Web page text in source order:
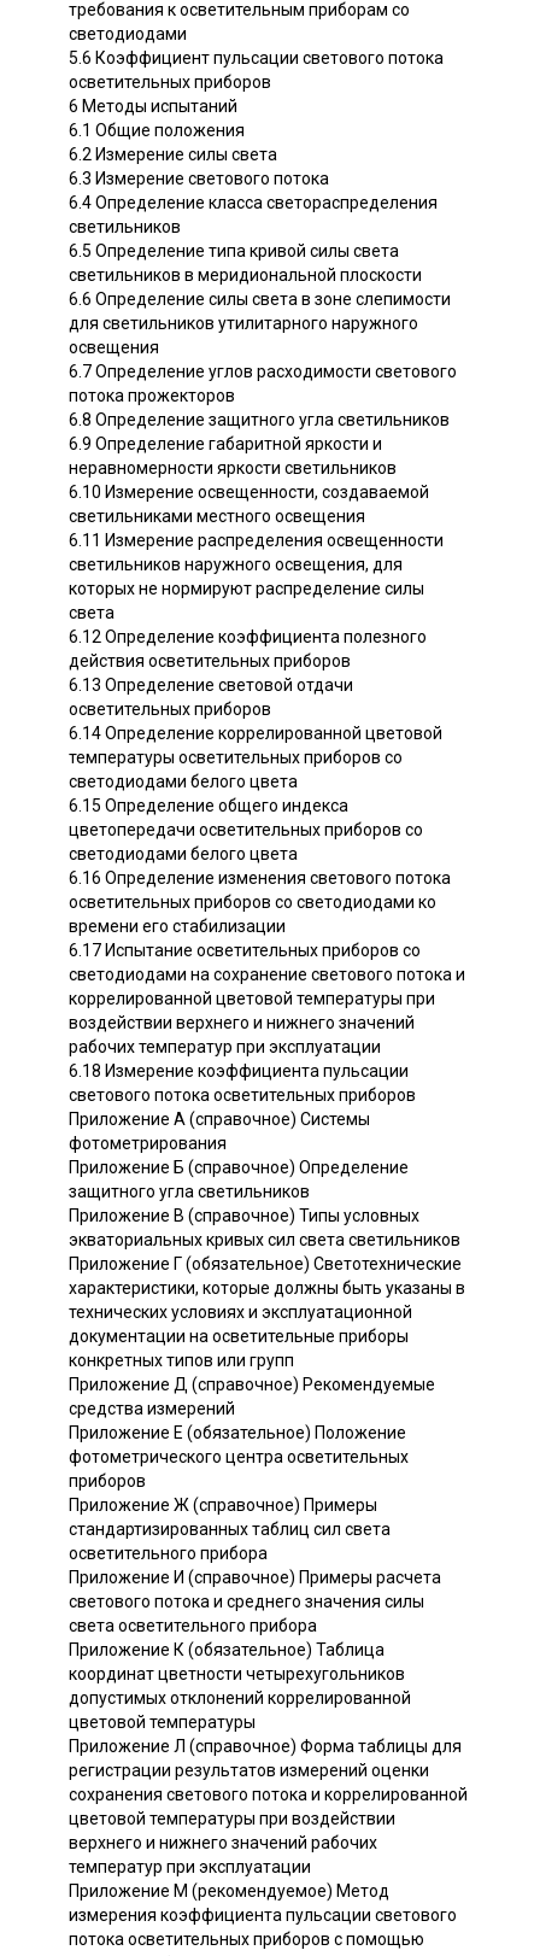
требования к осветительным приборам со
светодиодами
5.6 Коэффициент пульсации светового потока
осветительных приборов
6 Методы испытаний
6.1 Общие положения
6.2 Измерение силы света
6.3 Измерение светового потока
6.4 Определение класса светораспределения
светильников
6.5 Определение типа кривой силы света
светильников в меридиональной плоскости
6.6 Определение силы света в зоне слепимости
для светильников утилитарного наружного
освещения
6.7 Определение углов расходимости светового
потока прожекторов
6.8 Определение защитного угла светильников
6.9 Определение габаритной яркости и
неравномерности яркости светильников
6.10 Измерение освещенности, создаваемой
светильниками местного освещения
6.11 Измерение распределения освещенности
светильников наружного освещения, для
которых не нормируют распределение силы
света
6.12 Определение коэффициента полезного
действия осветительных приборов
6.13 Определение световой отдачи
осветительных приборов
6.14 Определение коррелированной цветовой
температуры осветительных приборов со
светодиодами белого цвета
6.15 Определение общего индекса
цветопередачи осветительных приборов со
светодиодами белого цвета
6.16 Определение изменения светового потока
осветительных приборов со светодиодами ко
времени его стабилизации
6.17 Испытание осветительных приборов со
светодиодами на сохранение светового потока и
коррелированной цветовой температуры при
воздействии верхнего и нижнего значений
рабочих температур при эксплуатации
6.18 Измерение коэффициента пульсации
светового потока осветительных приборов
Приложение А (справочное) Системы
фотометрирования
Приложение Б (справочное) Определение
защитного угла светильников
Приложение В (справочное) Типы условных
экваториальных кривых сил света светильников
Приложение Г (обязательное) Светотехнические
характеристики, которые должны быть указаны в
технических условиях и эксплуатационной
документации на осветительные приборы
конкретных типов или групп
Приложение Д (справочное) Рекомендуемые
средства измерений
Приложение Е (обязательное) Положение
фотометрического центра осветительных
приборов
Приложение Ж (справочное) Примеры
стандартизированных таблиц сил света
осветительного прибора
Приложение И (справочное) Примеры расчета
светового потока и среднего значения силы
света осветительного прибора
Приложение К (обязательное) Таблица
координат цветности четырехугольников
допустимых отклонений коррелированной
цветовой температуры
Приложение Л (справочное) Форма таблицы для
регистрации результатов измерений оценки
сохранения светового потока и коррелированной
цветовой температуры при воздействии
верхнего и нижнего значений рабочих
температур при эксплуатации
Приложение М (рекомендуемое) Метод
измерения коэффициента пульсации светового
потока осветительных приборов с помощью